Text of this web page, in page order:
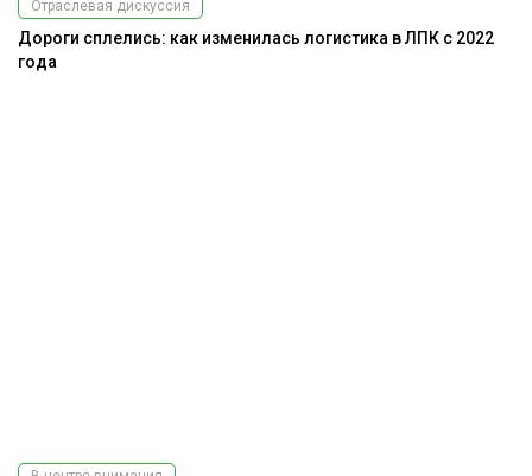
Отраслевая дискуссия
Дороги сплелись: как изменилась логистика в ЛПК с 2022
года